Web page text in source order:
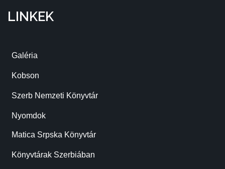
LINKEK
Galéria
Kobson
Szerb Nemzeti Könyvtár
Nyomdok
Matica Srpska Könyvtár
Könyvtárak Szerbiában